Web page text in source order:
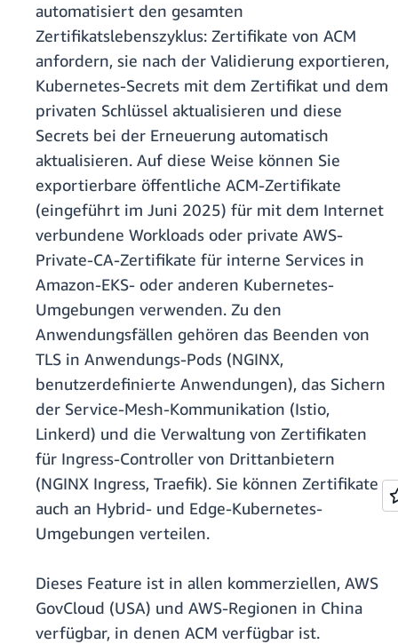
automatisiert den gesamten
Zertifikatslebenszyklus: Zertifikate von ACM
anfordern, sie nach der Validierung exportieren,
Kubernetes-Secrets mit dem Zertifikat und dem
privaten Schlüssel aktualisieren und diese
Secrets bei der Erneuerung automatisch
aktualisieren. Auf diese Weise können Sie
exportierbare öffentliche ACM-Zertifikate
(eingeführt im Juni 2025) für mit dem Internet
verbundene Workloads oder private AWS-
Private-CA-Zertifikate für interne Services in
Amazon-EKS- oder anderen Kubernetes-
Umgebungen verwenden. Zu den
Anwendungsfällen gehören das Beenden von
TLS in Anwendungs-Pods (NGINX,
benutzerdefinierte Anwendungen), das Sichern
der Service-Mesh-Kommunikation (Istio,
Linkerd) und die Verwaltung von Zertifikaten
für Ingress-Controller von Drittanbietern
(NGINX Ingress, Traefik). Sie können Zertifikate
auch an Hybrid- und Edge-Kubernetes-
Umgebungen verteilen.
Dieses Feature ist in allen kommerziellen, AWS
GovCloud (USA) und AWS-Regionen in China
verfügbar, in denen ACM verfügbar ist.